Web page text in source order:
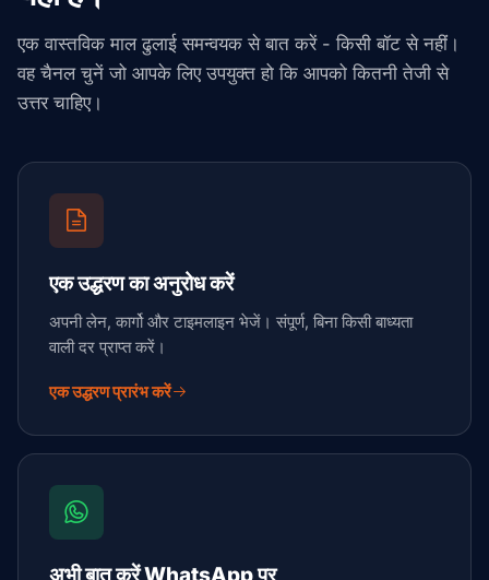
एक वास्तविक माल ढुलाई समन्वयक से बात करें - किसी बॉट से नहीं।
वह चैनल चुनें जो आपके लिए उपयुक्त हो कि आपको कितनी तेजी से
उत्तर चाहिए।
एक उद्धरण का अनुरोध करें
अपनी लेन, कार्गो और टाइमलाइन भेजें। संपूर्ण, बिना किसी बाध्यता
वाली दर प्राप्त करें।
एक उद्धरण प्रारंभ करें